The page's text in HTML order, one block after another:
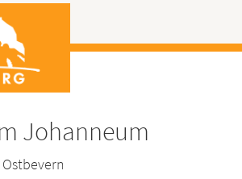
Johanneum